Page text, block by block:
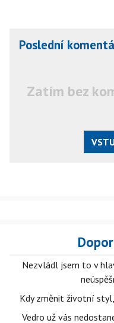
Poslední
Zatím bez
Nezvládl jsem to v
Kdy změnit životní
Vedro už vás